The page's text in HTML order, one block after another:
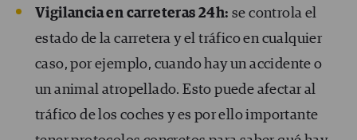
Vigilancia en carreteras 24h: se controla el
estado de la carretera y el tráfico en cualquier
caso, por ejemplo, cuando hay un accidente o
un animal atropellado. Esto puede afectar al
tráfico de los coches y es por ello importante